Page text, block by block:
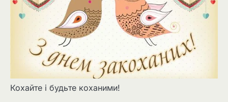
Кохайте і будьте коханими!